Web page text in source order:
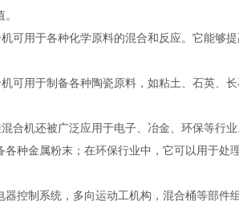
用于各种化学原料的混合和反应。它能够
用于制备各种陶瓷原料，如粘土、石英、
机还被广泛应用于电子、冶金、环保等行
种金属粉末；在环保行业中，它可以用于处
制系统，多向运动工机构，混合桶等部件